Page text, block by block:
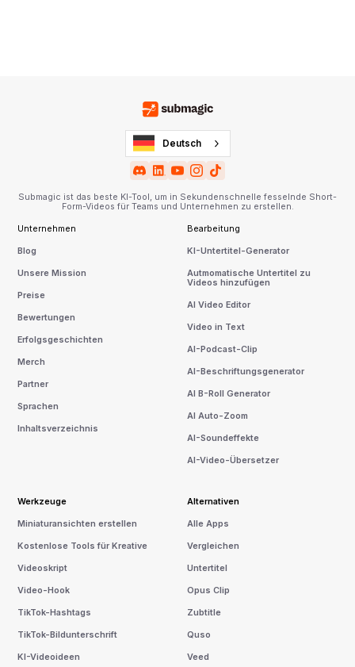
Deutsch
Submagic ist das beste KI-Tool, um in Sekundenschnelle fesselnde Short-
Form-Videos für Teams und Unternehmen zu erstellen.
Unternehmen
Blog
Unsere Mission
Preise
Bewertungen
Erfolgsgeschichten
Merch
Partner
Sprachen
Inhaltsverzeichnis
Bearbeitung
KI-Untertitel-Generator
Autmomatische Untertitel zu
Videos hinzufügen
AI Video Editor
Video in Text
AI-Podcast-Clip
AI-Beschriftungsgenerator
AI B-Roll Generator
AI Auto-Zoom
AI-Soundeffekte
AI-Video-Übersetzer
Werkzeuge
Miniaturansichten erstellen
Kostenlose Tools für Kreative
Videoskript
Video-Hook
TikTok-Hashtags
TikTok-Bildunterschrift
KI-Videoideen
Alternativen
Alle Apps
Vergleichen
Untertitel
Opus Clip
Zubtitle
Quso
Veed